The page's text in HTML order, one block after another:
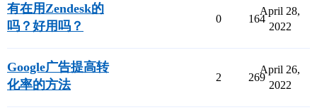
有在用Zendesk的
吗？好用吗？
0 164
April 28,
2022
Google广告提高转
化率的方法
2 269
April 26,
2022